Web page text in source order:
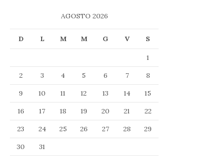
AGOSTO 2026
D L M M G V S
1
2
3 4 5 6 7
8
9
10 11 12 13 14
15
16
17 18 19 20 21
22
23
24 25 26 27 28
29
30
31